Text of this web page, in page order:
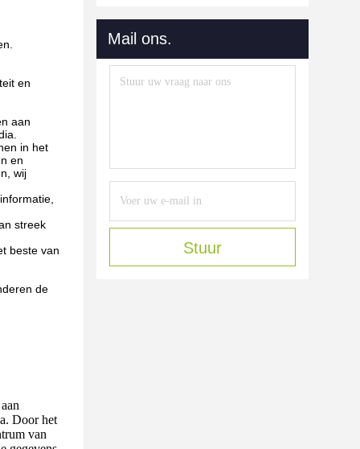
en
aan
in het
en
wij
streek
beste van
de
Door het
van
Mail ons.
Stuur